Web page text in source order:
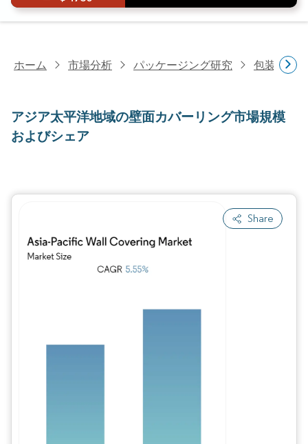
ホーム 市場分析 パッケージング研究 包装印刷
アジア太平洋地域の壁面カバーリング市場規模
およびシェア
Share